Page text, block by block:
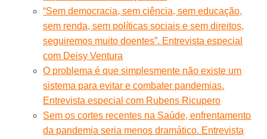
“Sem democracia, sem ciência, sem educação,
sem renda, sem políticas sociais e sem direitos,
seguiremos muito doentes”. Entrevista especial
com Deisy Ventura
O problema é que simplesmente não existe um
sistema para evitar e combater pandemias.
Entrevista especial com Rubens Ricupero
Sem os cortes recentes na Saúde, enfrentamento
da pandemia seria menos dramático. Entrevista